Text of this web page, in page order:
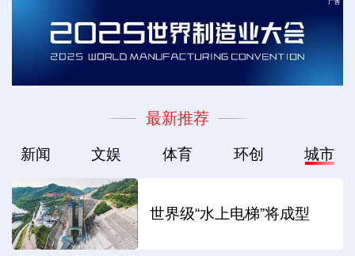
最新推荐
新闻 文娱 体育 环创 城市
世界级“水上电梯”将成型